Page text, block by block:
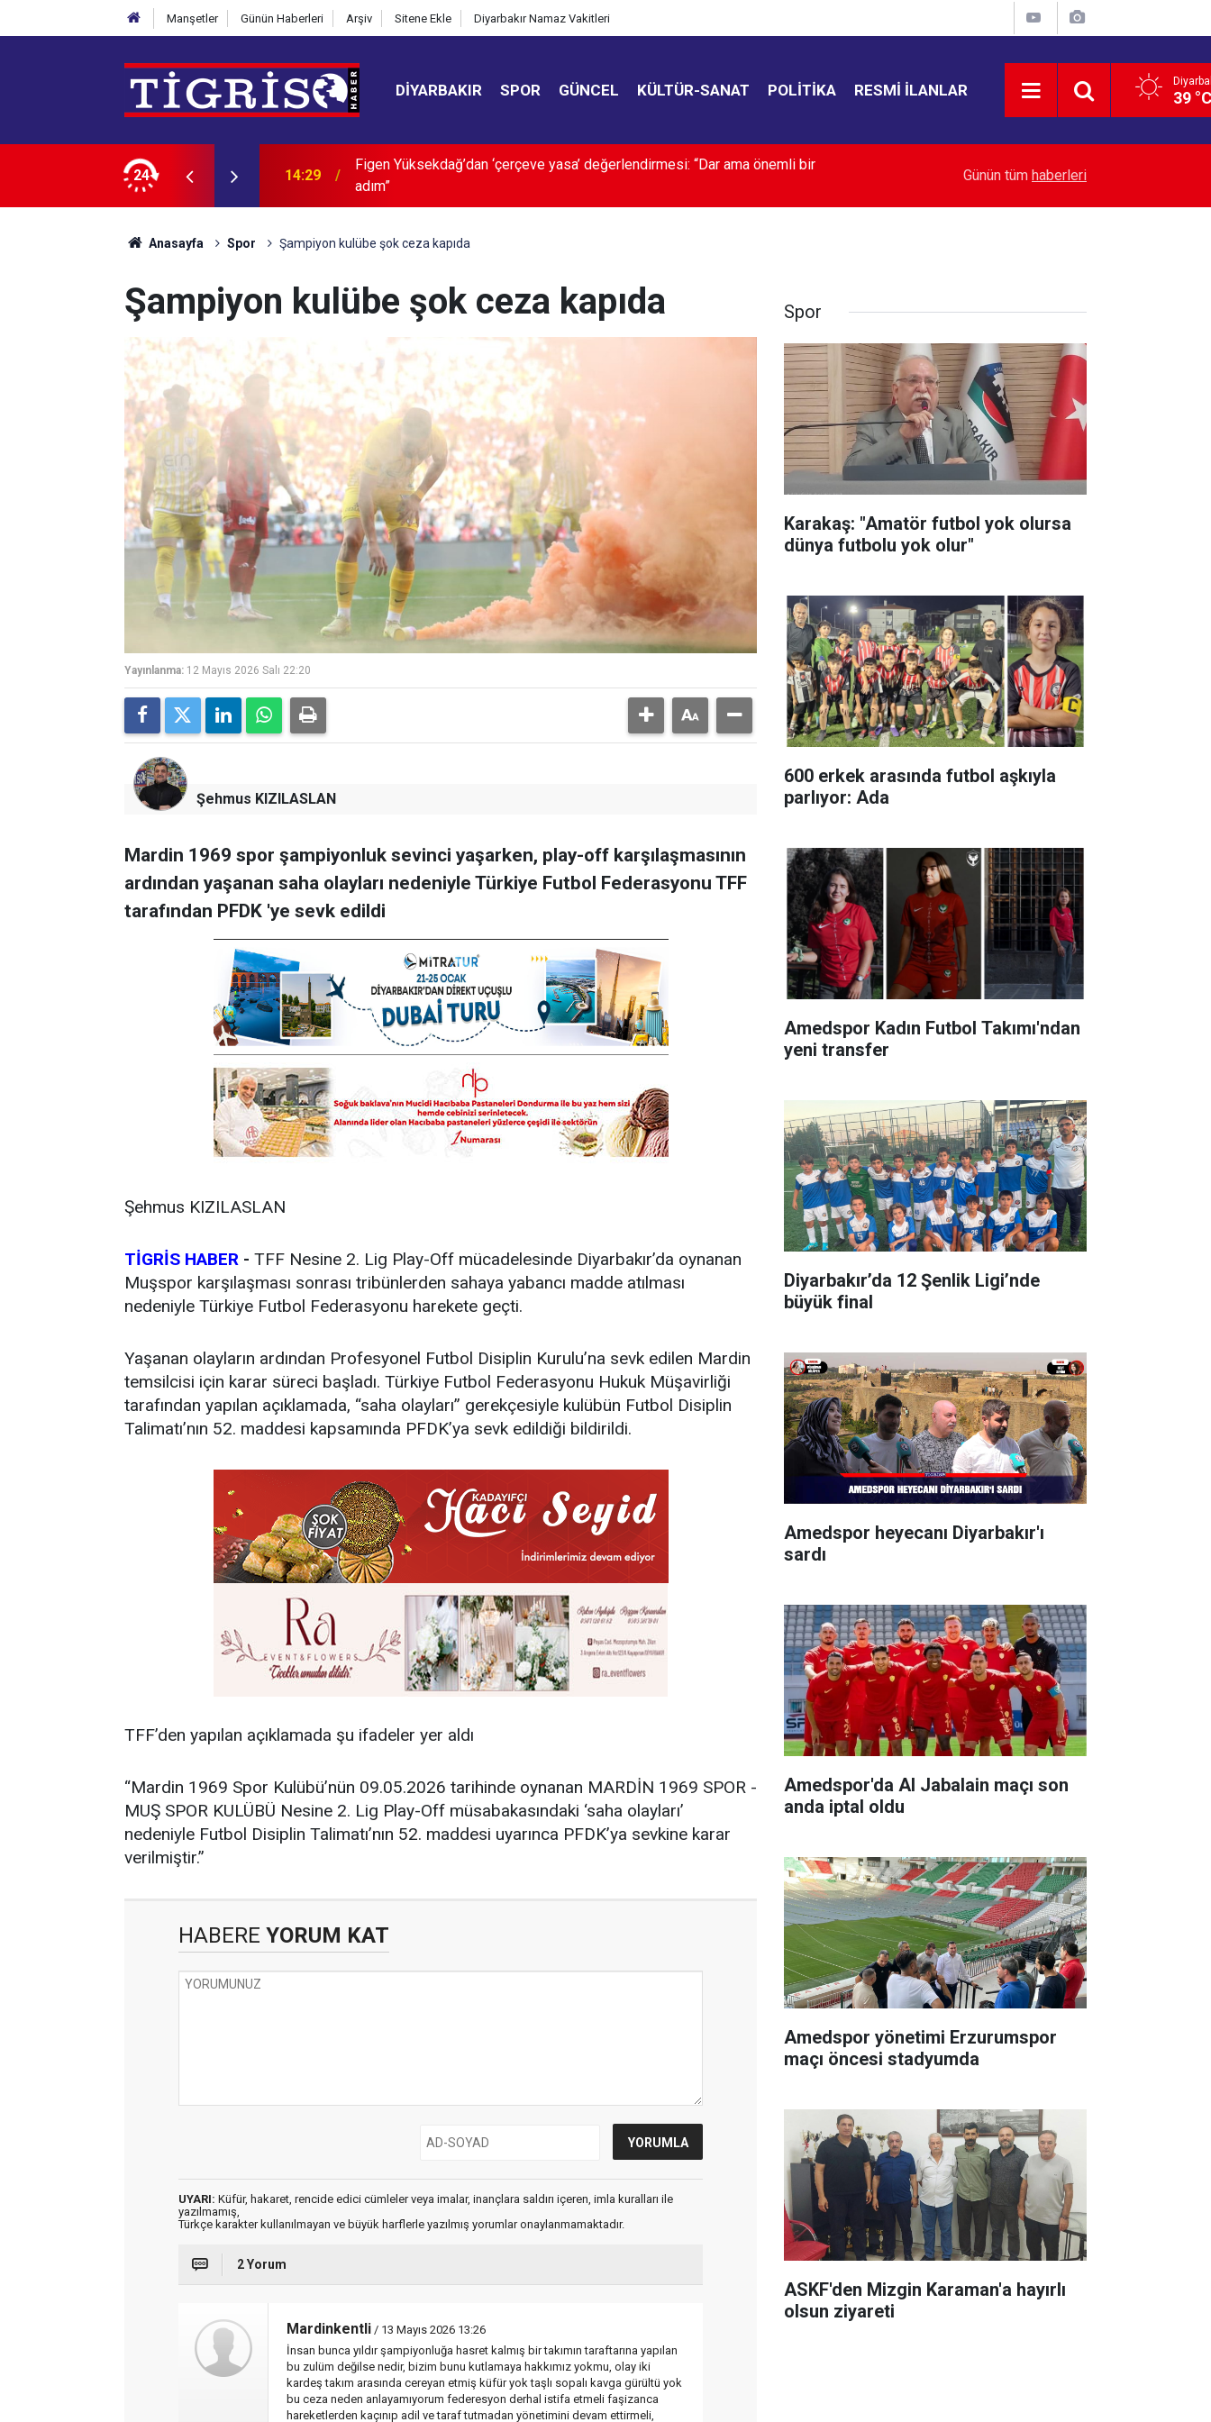
Manşetler Günün Haberleri Arşiv Sitene Ekle Diyarbakır Namaz Vakitleri
DIYARBAKIR SPOR GÜNCEL KÜLTÜR-SANAT POLITIKA RESMI İLANLAR 39
24
değerlendirmesi: “Dar ama önemli bir
14:13 Diyarbakır’da 4 olayın şüphelileri yakalandı Doğan ailesi için devlet harekete geçti
Günün tüm haberleri
Anasayfa Spor Şampiyon kulübe şok ceza kapıda
Şampiyon kulübe şok ceza kapıda
Yayınlanma: 12 Mayıs 2026 Salı 22:20
Şehmus KIZILASLAN
Mardin 1969 spor şampiyonluk sevinci yaşarken, play-off karşılaşmasının
ardından yaşanan saha olayları nedeniyle Türkiye Futbol Federasyonu TFF
tarafından PFDK 'ye sevk edildi
Şehmus KIZILASLAN
TİGRİS HABER - TFF Nesine 2. Lig Play-Off mücadelesinde Diyarbakır’da oynanan
Muşspor karşılaşması sonrası tribünlerden sahaya yabancı madde atılması
nedeniyle Türkiye Futbol Federasyonu harekete geçti.
Yaşanan olayların ardından Profesyonel Futbol Disiplin Kurulu’na sevk edilen Mardin
temsilcisi için karar süreci başladı. Türkiye Futbol Federasyonu Hukuk Müşavirliği
tarafından yapılan açıklamada, “saha olayları” gerekçesiyle kulübün Futbol Disiplin
Talimatı’nın 52. maddesi kapsamında PFDK’ya sevk edildiği bildirildi.
TFF’den yapılan açıklamada şu ifadeler yer aldı
“Mardin 1969 Spor Kulübü’nün 09.05.2026 tarihinde oynanan MARDİN 1969 SPOR -
MUŞ SPOR KULÜBÜ Nesine 2. Lig Play-Off müsabakasındaki ‘saha olayları’
nedeniyle Futbol Disiplin Talimatı’nın 52. maddesi uyarınca PFDK’ya sevkine karar
verilmiştir.”
HABERE YORUM KAT
UYARI: Küfür, hakaret, rencide edici cümleler veya imalar, inançlara saldırı içeren, imla kuralları ile
yazılmamış,
Türkçe karakter kullanılmayan ve büyük harflerle yazılmış yorumlar onaylanmamaktadır.
2 Yorum
Mardinkentli / 13 Mayıs 2026 13:26
İnsan bunca yıldır şampiyonluğa hasret kalmış bir takımın taraftarına yapılan
bu zulüm değilse nedir, bizim bunu kutlamaya hakkımız yokmu, olay iki
kardeş takım arasında cereyan etmiş küfür yok taşlı sopalı kavga gürültü yok
bu ceza neden anlayamıyorum federesyon derhal istifa etmeli faşizanca
hareketlerden kaçınıp adil ve taraf tutmadan yönetimini devam ettirmeli,
Spor
Karakaş: "Amatör futbol yok olursa
dünya futbolu yok olur"
600 erkek arasında futbol aşkıyla
parlıyor: Ada
Amedspor Kadın Futbol Takımı'ndan
yeni transfer
Diyarbakır’da 12 Şenlik Ligi’nde
büyük final
Amedspor heyecanı Diyarbakır'ı
sardı
Amedspor'da Al Jabalain maçı son
anda iptal oldu
Amedspor yönetimi Erzurumspor
maçı öncesi stadyumda
ASKF'den Mizgin Karaman'a hayırlı
olsun ziyareti